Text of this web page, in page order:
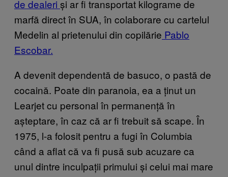
de dealeri și ar fi transportat kilograme de
marfă direct în SUA, în colaborare cu cartelul
Medelin al prietenului din copilărie Pablo
Escobar.
A devenit dependentă de basuco, o pastă de
cocaină. Poate din paranoia, ea a ținut un
Learjet cu personal în permanență în
așteptare, în caz că ar fi trebuit să scape. În
1975, l-a folosit pentru a fugi în Columbia
când a aflat că va fi pusă sub acuzare ca
unul dintre inculpații primului și celui mai mare